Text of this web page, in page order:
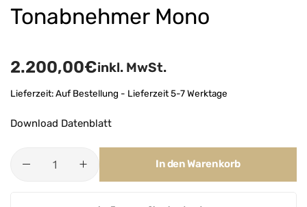
Tonabnehmer Mono
2.200,00€inkl. MwSt.
Lieferzeit:Auf Bestellung - Lieferzeit 5-7 Werktage
Download Datenblatt
In den Warenkorb